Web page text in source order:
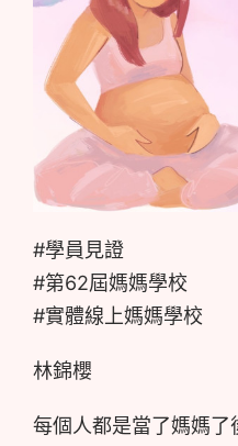
#學員見證
#第62屆媽媽學校
#實體線上媽媽學校
林錦櫻
每個人都是當了媽媽了